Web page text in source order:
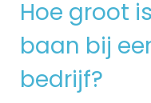
Hoe groot
baan bij
bedrijf?